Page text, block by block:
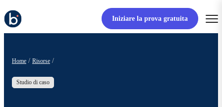
Iniziare la prova gratuita
Home Risorse
Studio di caso